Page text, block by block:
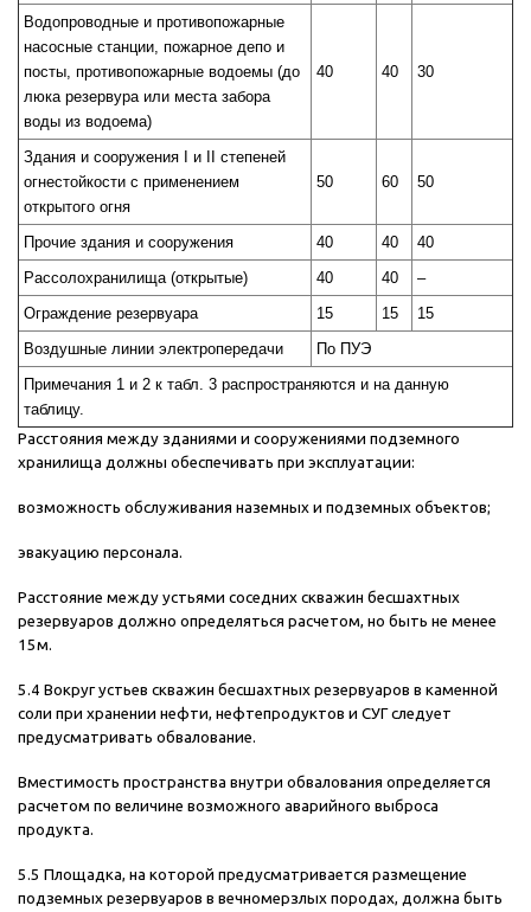
Водопроводные и противопожарные
насосные станции, пожарное депо и
посты, противопожарные водоемы (до
люка резервура или места забора
воды из водоема)
40 40 30
Здания и сооружения I и II степеней
огнестойкости с применением
открытого огня
50 60 50
Прочие здания и сооружения 40 40
40
Рассолохранилища (открытые)
40 40
–
Ограждение резервуара
15 15
15
Воздушные линии электропередачи
По ПУЭ
Примечания 1 и 2 к табл. 3 распространяются и на данную
таблицу.
Расстояния между зданиями и сооружениями подземного
хранилища должны обеспечивать при эксплуатации:
возможность обслуживания наземных и подземных объектов;
эвакуацию персонала.
Расстояние между устьями соседних скважин бесшахтных
резервуаров должно определяться расчетом, но быть не менее
15м.
5.4 Вокруг устьев скважин бесшахтных резервуаров в каменной
соли при хранении нефти, нефтепродуктов и СУГ следует
предусматривать обвалование.
Вместимость пространства внутри обвалования определяется
расчетом по величине возможного аварийного выброса
продукта.
5.5 Площадка, на которой предусматривается размещение
подземных резервуаров в вечномерзлых породах, должна быть